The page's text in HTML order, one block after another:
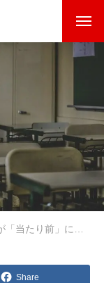
仕事を知る
に用意されていた学生時代を振り返って
Share